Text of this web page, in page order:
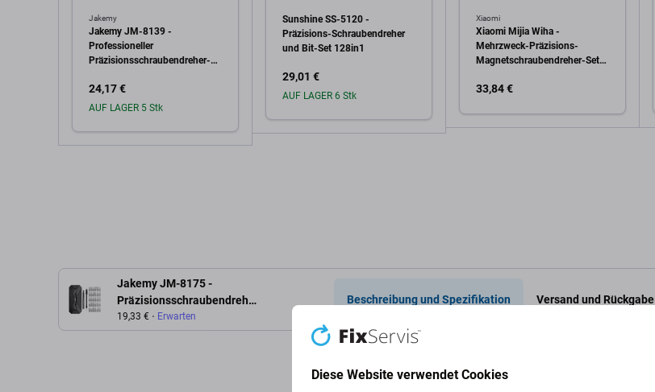
Jakemy
Jakemy JM-8139 -
Professioneller
Präzisionsschraubendreher-
24,17 €
AUF LAGER 5 Stk
Sunshine SS-5120 -
Präzisions-Schraubendreher
und Bit-Set 128in1
29,01 €
AUF LAGER 6 Stk
Xiaomi
Xiaomi Mijia Wiha -
Mehrzweck-Präzisions-
Magnetschraubendreher-Set
33,84 €
Jakemy JM-8175 -
Präzisionsschraubendreher-
Set 50in1
19,33 € Erwarten
Beschreibung und Spezifikation Versand und Rückgabe
Diese Website verwendet Cookies